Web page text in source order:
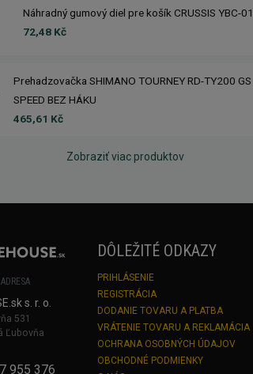
Náhradný gumový diel pre košík CRUSSIS YBC-01
72,48 Kč
Prehadzovačka SHIMANO TOURNEY RD-TY200
SPEED BEZ HÁKU
465,61 Kč
Zobraziť viac produktov
s. r. o.
531
Ľubovňa
955 376
DÔLEŽITÉ ODKAZY
PRIHLÁSENIE
REGISTRÁCIA
DODANIE TOVARU A PLATBA
VRÁTENIE TOVARU A REKLAMÁCIA
OCHRANA OSOBNÝCH ÚDAJOV
OBCHODNÉ PODMIENKY